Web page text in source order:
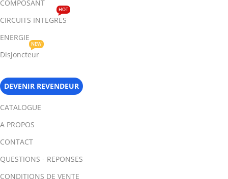
COMPOSANT
CIRCUITS INTEGRES
HOT
ENERGIE
Disjoncteur
NEW
DEVENIR REVENDEUR
CATALOGUE
A PROPOS
CONTACT
QUESTIONS - REPONSES
CONDITIONS DE VENTE